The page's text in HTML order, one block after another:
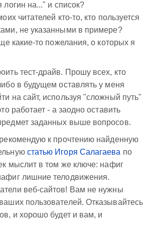
логин на..." и список?
читателей кто-то, кто пользуется
не указанными в примере?
какие-то пожелания, о которых я
тест-драйв. Прошу всех, кто
в будущем оставлять у меня
на сайт, используя "сложный путь"
работает - а заодно оставить
заданных выше вопросов.
к прочтению найденную
статью Игоря Салагаева по
мыслит в том же ключе: нафиг
лишние телодвижения.
веб-сайтов! Вам не нужны
пользователей. Отказывайтесь
и хорошо будет и вам, и